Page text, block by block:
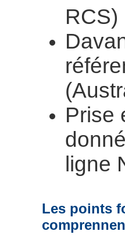
RCS)
Prise
ligne
Les points